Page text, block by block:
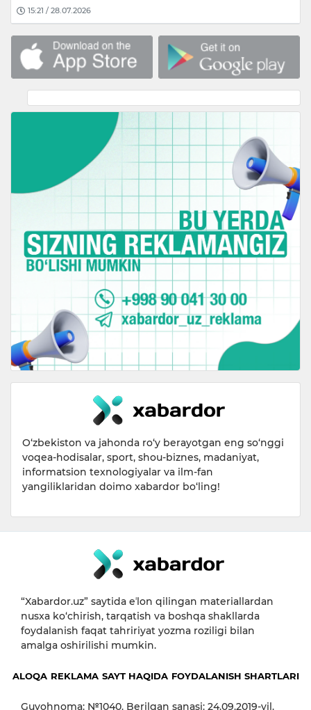
15:21 / 28.07.2026
O‘zbekiston va jahonda ro‘y berayotgan eng so‘nggi
voqea-hodisalar, sport, shou-biznes, madaniyat,
informatsion texnologiyalar va ilm-fan
yangiliklaridan doimo xabardor bo‘ling!
“Xabardor.uz” saytida eʼlon qilingan materiallardan
nusxa ko‘chirish, tarqatish va boshqa shakllarda
foydalanish faqat tahririyat yozma roziligi bilan
amalga oshirilishi mumkin.
ALOQA REKLAMA SAYT HAQIDA FOYDALANISH SHARTLARI
Guvohnoma: №1040. Berilgan sanasi: 24.09.2019-yil.